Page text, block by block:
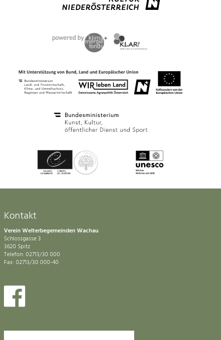
Kontakt
Verein Welterbegemeinden Wachau
Schlossgasse 3
3620 Spitz
Telefon: 02713/30 000
Fax: 02713/30 000-40